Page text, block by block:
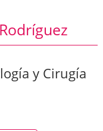
y Cirugía